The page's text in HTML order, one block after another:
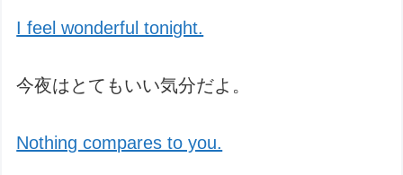
I feel wonderful tonight.
今夜はとてもいい気分だよ。
Nothing compares to you.